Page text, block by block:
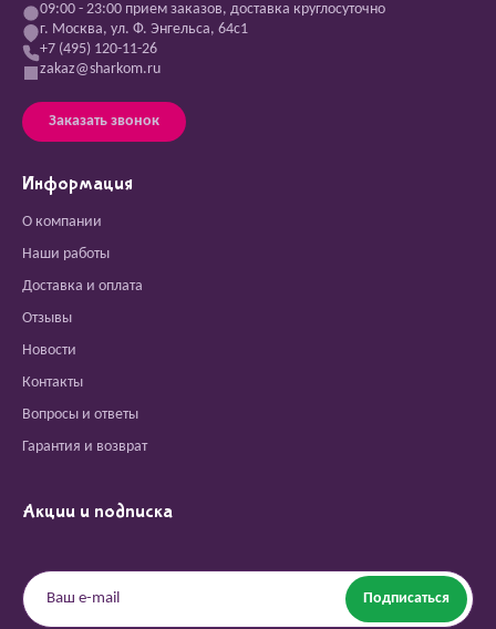
09:00 - 23:00 прием заказов, доставка круглосуточно
г. Москва, ул. Ф. Энгельса, 64с1
+7 (495) 120-11-26
zakaz@sharkom.ru
Заказать звонок
Информация
О компании
Наши работы
Доставка и оплата
Отзывы
Новости
Контакты
Вопросы и ответы
Гарантия и возврат
Акции и подписка
Подписаться